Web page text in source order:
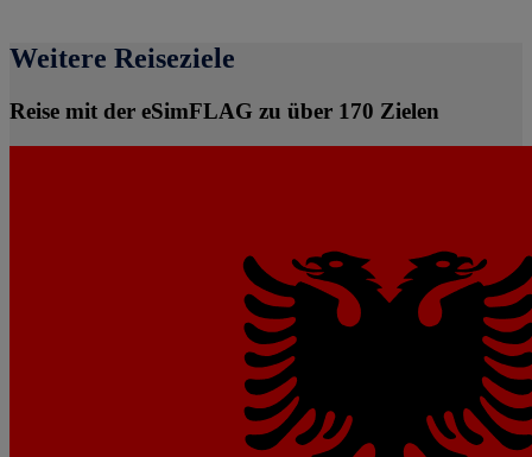
Weitere Reiseziele
Reise mit der eSimFLAG zu über 170 Zielen